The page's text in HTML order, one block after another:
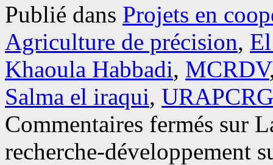
Publié dans Projets en
Agriculture de précision,
Khaoula Habbadi, MCRDV
Salma el iraqui, URAPCRG
Commentaires fermés sur
recherche-développement